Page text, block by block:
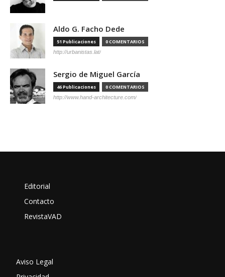
Aldo G. Facho Dede
51 Publicaciones 0 COMENTARIOS
http://urbanistas.lat/
Sergio de Miguel García
46 Publicaciones 0 COMENTARIOS
http://www.hand-architecture.com/
Editorial
Contacto
RevistaVAD
Aviso Legal